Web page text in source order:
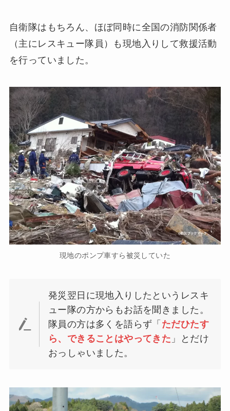
自衛隊はもちろん、ほぼ同時に全国の消防関係者
（主にレスキュー隊員）も現地入りして救援活動
を行っていました。
現地のポンプ車すら被災していた
発災翌日に現地入りしたというレスキ
ュー隊の方からもお話を聞きました。
隊員の方は多くを語らず「 ただひたす
ら、できることはやってきた 」とだけ
おっしゃいました。